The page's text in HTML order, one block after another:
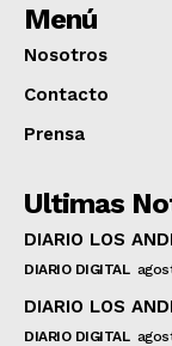
Menú
Nosotros
Contacto
Prensa
Ultimas
DIARIO LOS
DIARIO DIGITAL
DIARIO LOS
DIARIO DIGITAL